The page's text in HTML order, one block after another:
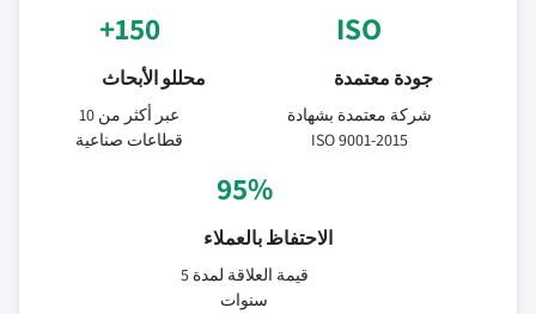
ISO
جودة معتمدة
شركة معتمدة بشهادة
ISO 9001-2015
150+
محللو الأبحاث
عبر أكثر من 10
قطاعات صناعية
95%
الاحتفاظ بالعملاء
قيمة العلاقة لمدة 5
سنوات